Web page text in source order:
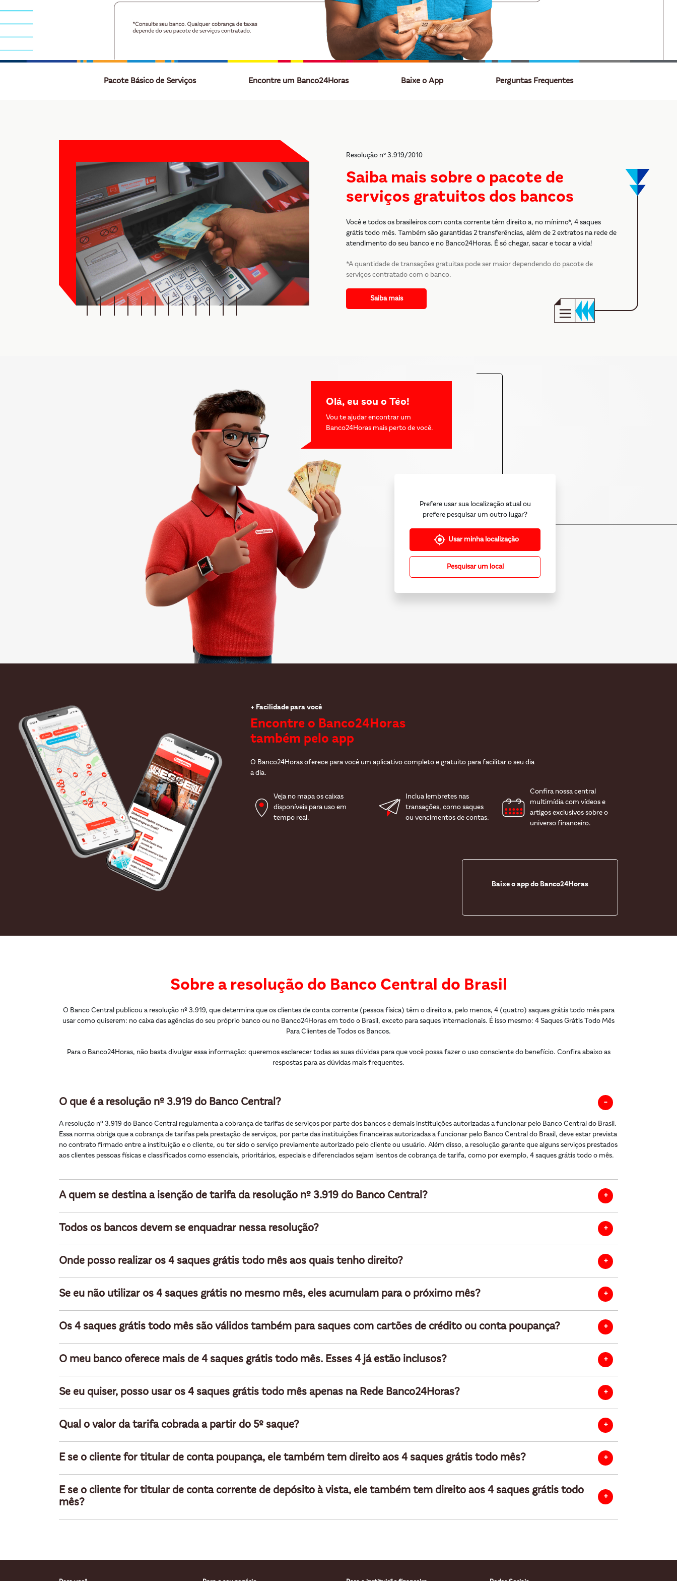
Pacote Básico de Serviços Encontre um Banco24Horas Baixe o App Perguntas Frequentes
Resolução n° 3.919/2010
Saiba mais sobre o pacote de
serviços gratuitos dos bancos
Você e todos os brasileiros com conta corrente têm direito a, no mínimo*, 4 saques
grátis todo mês. Também são garantidas 2 transferências, além de 2 extratos na rede de
atendimento do seu banco e no Banco24Horas. É só chegar, sacar e tocar a vida!
*A quantidade de transações gratuitas pode ser maior dependendo do pacote de
serviços contratado com o banco.
Saiba mais
Olá, eu sou o Téo!
Vou te ajudar encontrar um
Banco24Horas mais perto de você.
Prefere usar sua localização atual ou
prefere pesquisar um outro lugar?
Usar minha localização
Pesquisar um local
+ Facilidade para você
Encontre o Banco24Horas
também pelo app
O Banco24Horas oferece para você um aplicativo completo e gratuito para facilitar o seu dia
a dia.
Veja no mapa os caixas
disponíveis para uso em
tempo real.
Inclua lembretes nas
transações, como saques
ou vencimentos de contas.
Confira nossa central
multimídia com vídeos e
artigos exclusivos sobre o
universo financeiro.
Baixe o app do Banco24Horas
Sobre a resolução do Banco Central do Brasil
O Banco Central publicou a resolução nº 3.919, que determina que os clientes de conta corrente (pessoa física) têm o direito a, pelo menos, 4 (quatro) saques grátis todo mês para
usar como quiserem: no caixa das agências do seu próprio banco ou no Banco24Horas em todo o Brasil, exceto para saques internacionais. É isso mesmo: 4 Saques Grátis Todo Mês
Para Clientes de Todos os Bancos.
Para o Banco24Horas, não basta divulgar essa informação: queremos esclarecer todas as suas dúvidas para que você possa fazer o uso consciente do benefício. Conﬁra abaixo as
respostas para as dúvidas mais frequentes.
O que é a resolução nº 3.919 do Banco Central?
A resolução nº 3.919 do Banco Central regulamenta a cobrança de tarifas de serviços por parte dos bancos e demais instituições autorizadas a funcionar pelo Banco Central do Brasil.
Essa norma obriga que a cobrança de tarifas pela prestação de serviços, por parte das instituições ﬁnanceiras autorizadas a funcionar pelo Banco Central do Brasil, deve estar prevista
no contrato ﬁrmado entre a instituição e o cliente, ou ter sido o serviço previamente autorizado pelo cliente ou usuário. Além disso, a resolução garante que alguns serviços prestados
aos clientes pessoas físicas e classiﬁcados como essenciais, prioritários, especiais e diferenciados sejam isentos de cobrança de tarifa, como por exemplo, 4 saques grátis todo o mês.
A quem se destina a isenção de tarifa da resolução nº 3.919 do Banco Central?
Todos os bancos devem se enquadrar nessa resolução?
Onde posso realizar os 4 saques grátis todo mês aos quais tenho direito?
Se eu não utilizar os 4 saques grátis no mesmo mês, eles acumulam para o próximo mês?
Os 4 saques grátis todo mês são válidos também para saques com cartões de crédito ou conta poupança?
O meu banco oferece mais de 4 saques grátis todo mês. Esses 4 já estão inclusos?
Se eu quiser, posso usar os 4 saques grátis todo mês apenas na Rede Banco24Horas?
Qual o valor da tarifa cobrada a partir do 5º saque?
E se o cliente for titular de conta poupança, ele também tem direito aos 4 saques grátis todo mês?
E se o cliente for titular de conta corrente de depósito à vista, ele também tem direito aos 4 saques grátis todo
mês?